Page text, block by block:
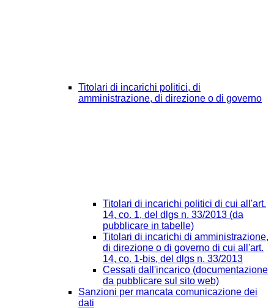
Titolari di incarichi politici, di
amministrazione, di direzione o di governo
Titolari di incarichi politici di cui all'art.
14, co. 1, del dlgs n. 33/2013 (da
pubblicare in tabelle)
Titolari di incarichi di amministrazione,
di direzione o di governo di cui all'art.
14, co. 1-bis, del dlgs n. 33/2013
Cessati dall'incarico (documentazione
da pubblicare sul sito web)
Sanzioni per mancata comunicazione dei
dati